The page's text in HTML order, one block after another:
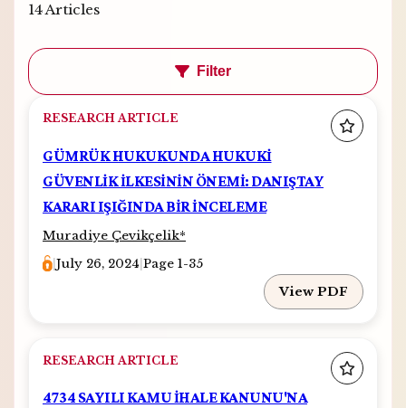
14 Articles
Filter
RESEARCH ARTICLE
GÜMRÜK HUKUKUNDA HUKUKİ
GÜVENLİK İLKESİNİN ÖNEMİ: DANIŞTAY
KARARI IŞIĞINDA BİR İNCELEME
Muradiye Çevikçelik*
|July 26, 2024 |Page 1-35
View PDF
RESEARCH ARTICLE
4734 SAYILI KAMU İHALE KANUNU'NA